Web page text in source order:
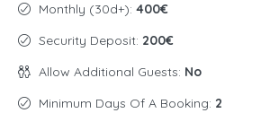
Monthly (30d+): 400€
Security Deposit: 200€
Allow Additional Guests: No
Minimum Days Of A Booking: 2